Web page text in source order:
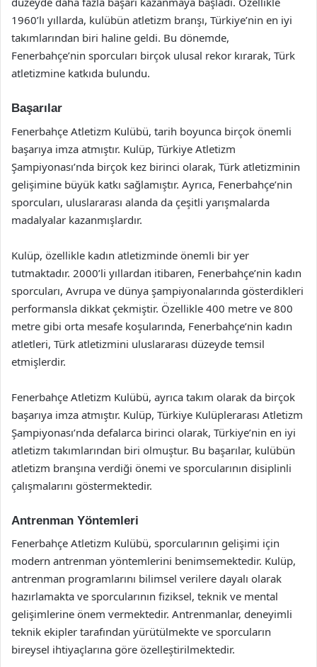
1960’lı yıllarda, kulübün atletizm branşı, Türkiye’nin en iyi
takımlarından biri haline geldi. Bu dönemde,
Fenerbahçe’nin sporcuları birçok ulusal rekor kırarak, Türk
atletizmine katkıda bulundu.
Başarılar
Fenerbahçe Atletizm Kulübü, tarih boyunca birçok önemli
başarıya imza atmıştır. Kulüp, Türkiye Atletizm
Şampiyonası’nda birçok kez birinci olarak, Türk atletizminin
gelişimine büyük katkı sağlamıştır. Ayrıca, Fenerbahçe’nin
sporcuları, uluslararası alanda da çeşitli yarışmalarda
madalyalar kazanmışlardır.
Kulüp, özellikle kadın atletizminde önemli bir yer
tutmaktadır. 2000’li yıllardan itibaren, Fenerbahçe’nin kadın
sporcuları, Avrupa ve dünya şampiyonalarında gösterdikleri
performansla dikkat çekmiştir. Özellikle 400 metre ve 800
metre gibi orta mesafe koşularında, Fenerbahçe’nin kadın
atletleri, Türk atletizmini uluslararası düzeyde temsil
etmişlerdir.
Fenerbahçe Atletizm Kulübü, ayrıca takım olarak da birçok
başarıya imza atmıştır. Kulüp, Türkiye Kulüplerarası Atletizm
Şampiyonası’nda defalarca birinci olarak, Türkiye’nin en iyi
atletizm takımlarından biri olmuştur. Bu başarılar, kulübün
atletizm branşına verdiği önemi ve sporcularının disiplinli
çalışmalarını göstermektedir.
Antrenman Yöntemleri
Fenerbahçe Atletizm Kulübü, sporcularının gelişimi için
modern antrenman yöntemlerini benimsemektedir. Kulüp,
antrenman programlarını bilimsel verilere dayalı olarak
hazırlamakta ve sporcularının fiziksel, teknik ve mental
gelişimlerine önem vermektedir. Antrenmanlar, deneyimli
teknik ekipler tarafından yürütülmekte ve sporcuların
bireysel ihtiyaçlarına göre özelleştirilmektedir.